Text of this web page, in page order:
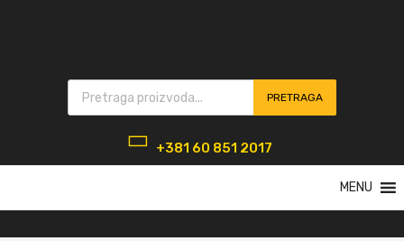
Products search PRETRAGA
+381 60 851 2017
MENU